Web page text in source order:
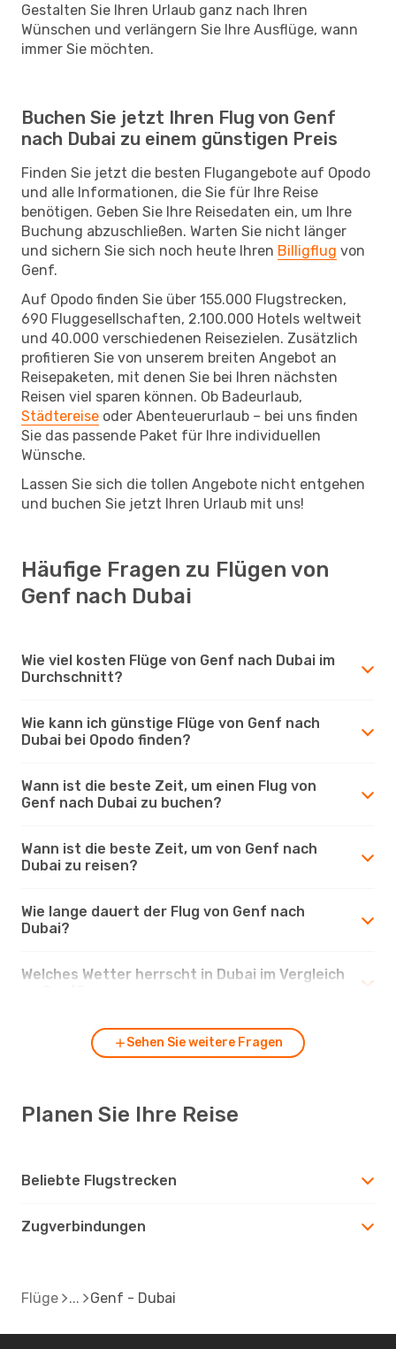
Gestalten Sie Ihren Urlaub ganz nach Ihren
Wünschen und verlängern Sie Ihre Ausflüge, wann
immer Sie möchten.
Buchen Sie jetzt Ihren Flug von Genf
nach Dubai zu einem günstigen Preis
Finden Sie jetzt die besten Flugangebote auf Opodo
und alle Informationen, die Sie für Ihre Reise
benötigen. Geben Sie Ihre Reisedaten ein, um Ihre
Buchung abzuschließen. Warten Sie nicht länger
und sichern Sie sich noch heute Ihren Billigflug von
Genf.
Auf Opodo finden Sie über 155.000 Flugstrecken,
690 Fluggesellschaften, 2.100.000 Hotels weltweit
und 40.000 verschiedenen Reisezielen. Zusätzlich
profitieren Sie von unserem breiten Angebot an
Reisepaketen, mit denen Sie bei Ihren nächsten
Reisen viel sparen können. Ob Badeurlaub,
Städtereise oder Abenteuerurlaub – bei uns finden
Sie das passende Paket für Ihre individuellen
Wünsche.
Lassen Sie sich die tollen Angebote nicht entgehen
und buchen Sie jetzt Ihren Urlaub mit uns!
Häufige Fragen zu Flügen von
Genf nach Dubai
Wie viel kosten Flüge von Genf nach Dubai im
Durchschnitt?
Wie kann ich günstige Flüge von Genf nach
Dubai bei Opodo finden?
Wann ist die beste Zeit, um einen Flug von
Genf nach Dubai zu buchen?
Wann ist die beste Zeit, um von Genf nach
Dubai zu reisen?
Wie lange dauert der Flug von Genf nach
Dubai?
Welches Wetter herrscht in Dubai im Vergleich
Sehen Sie weitere Fragen
Planen Sie Ihre Reise
Beliebte Flugstrecken
Zugverbindungen
Flüge Genf - Dubai